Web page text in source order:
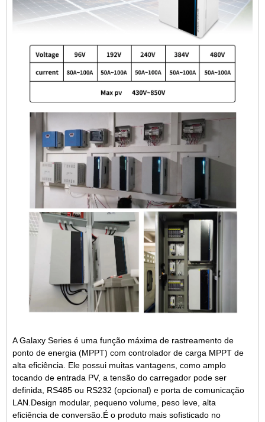
A Galaxy Series é uma função máxima de rastreamento de
ponto de energia (MPPT) com controlador de carga MPPT de
alta eficiência. Ele possui muitas vantagens, como amplo
tocando de entrada PV, a tensão do carregador pode ser
definida, RS485 ou RS232 (opcional) e porta de comunicação
LAN.Design modular, pequeno volume, peso leve, alta
eficiência de conversão.É o produto mais sofisticado no